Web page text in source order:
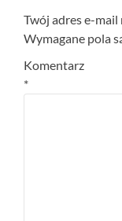
Twój adres e-
Wymagane pola
Komentarz
*